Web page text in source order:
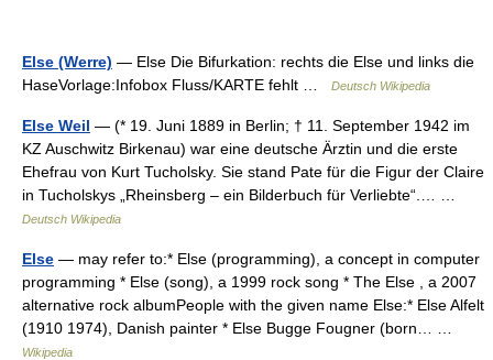
Else (Werre) — Else Die Bifurkation: rechts die Else und links die
HaseVorlage:Infobox Fluss/KARTE fehlt …
Deutsch Wikipedia
Else Weil — (* 19. Juni 1889 in Berlin; † 11. September 1942 im
KZ Auschwitz Birkenau) war eine deutsche Ärztin und die erste
Ehefrau von Kurt Tucholsky. Sie stand Pate für die Figur der Claire
in Tucholskys „Rheinsberg – ein Bilderbuch für Verliebte“.… …
Deutsch Wikipedia
Else — may refer to:* Else (programming), a concept in computer
programming * Else (song), a 1999 rock song * The Else , a 2007
alternative rock albumPeople with the given name Else:* Else Alfelt
(1910 1974), Danish painter * Else Bugge Fougner (born… …
Wikipedia